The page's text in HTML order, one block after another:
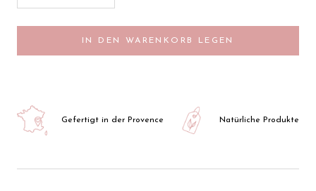
IN DEN WARENKORB LEGEN
Gefertigt in der Provence Natürliche Produkte